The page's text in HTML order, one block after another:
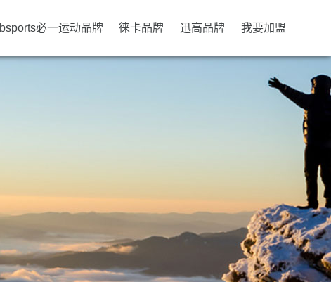
bsports必一运动品牌 徕卡品牌 迅高品牌 我要加盟